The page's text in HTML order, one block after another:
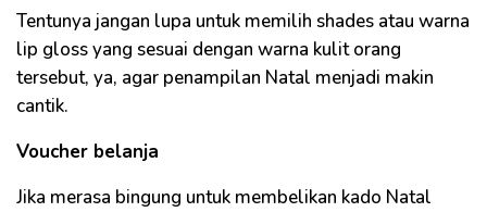
Tentunya jangan lupa untuk memilih shades atau warna
lip gloss yang sesuai dengan warna kulit orang
tersebut, ya, agar penampilan Natal menjadi makin
cantik.
Voucher belanja
Jika merasa bingung untuk membelikan kado Natal